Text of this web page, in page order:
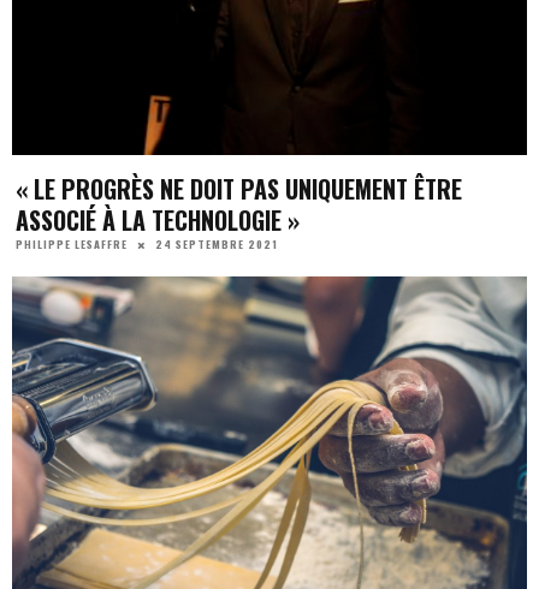
« LE PROGRÈS NE DOIT PAS UNIQUEMENT ÊTRE
ASSOCIÉ À LA TECHNOLOGIE »
PHILIPPE LESAFFRE 24 SEPTEMBRE 2021